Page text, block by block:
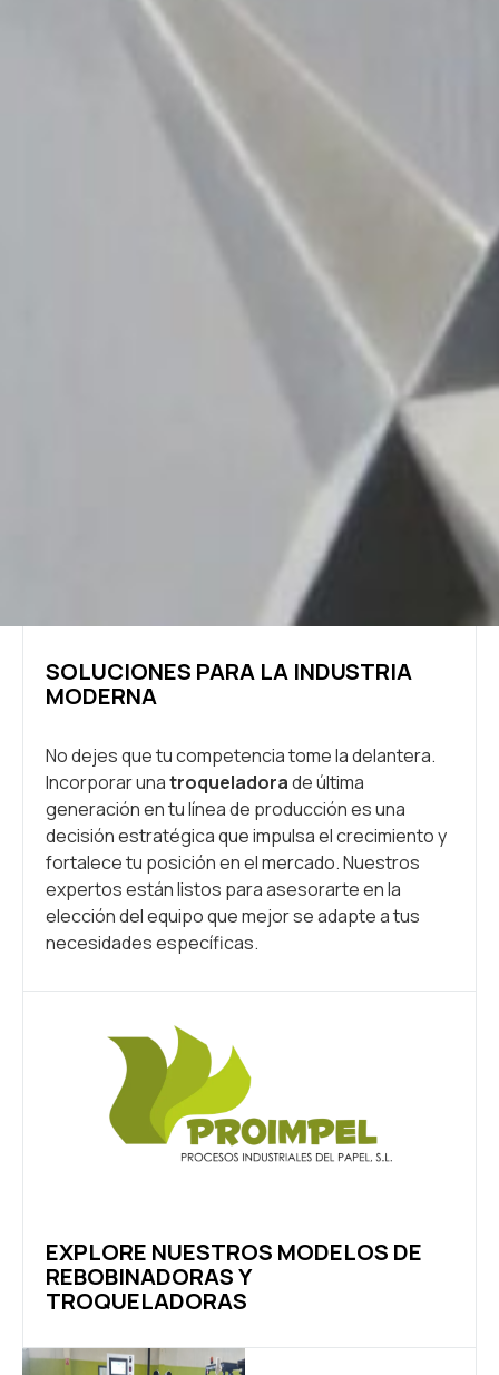
SOLUCIONES PARA LA INDUSTRIA
MODERNA
No dejes que tu competencia tome la delantera.
Incorporar unatroqueladorade última
generación en tu línea de producción es una
decisión estratégica que impulsa el crecimiento y
fortalece tu posición en el mercado. Nuestros
expertos están listos para asesorarte en la
elección del equipo que mejor se adapte a tus
necesidades específicas.
EXPLORE NUESTROS MODELOS DE
REBOBINADORAS Y
TROQUELADORAS